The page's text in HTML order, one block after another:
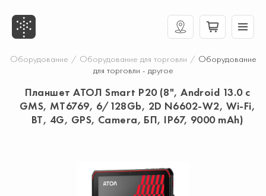
Оборудование / Оборудование для торговли / Оборудование
для торговли - другое
Планшет АТОЛ Smart P20 (8", Android 13.0 с
GMS, MT6769, 6/128Gb, 2D N6602-W2, Wi-Fi,
BT, 4G, GPS, Camera, БП, IP67, 9000 mAh)